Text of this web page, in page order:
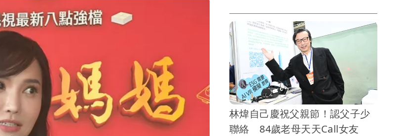
林煒自己慶祝父親節！認父子少
聯絡 84歲老母天天Call女友